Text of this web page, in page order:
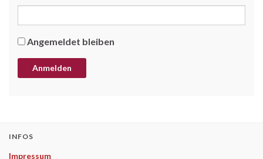
Angemeldet bleiben
INFOS
Impressum